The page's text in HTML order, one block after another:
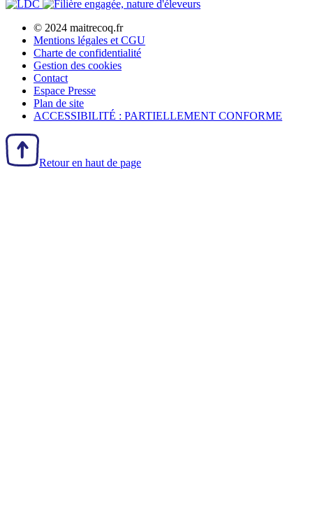
© 2024 maitrecoq.fr
Mentions légales et CGU
Charte de confidentialité
Gestion des cookies
Contact
Espace Presse
Plan de site
ACCESSIBILITÉ : PARTIELLEMENT CONFORME
Retour en haut de page